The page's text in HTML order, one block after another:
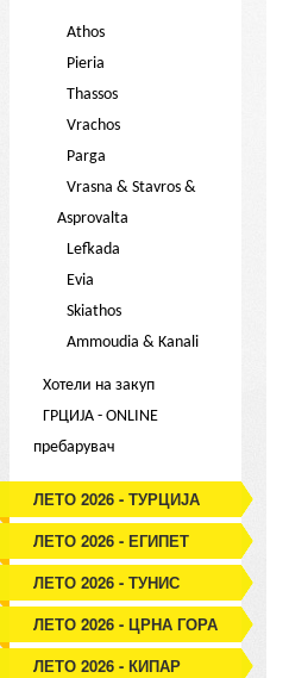
Athos
Pieria
Thassos
Vrachos
Parga
Vrasna & Stavros &
Asprovalta
Lefkada
Evia
Skiathos
Ammoudia & Kanali
Хотели на закуп
ГРЦИЈА - ONLINE
пребарувач
ЛЕТО 2026 - ТУРЦИЈА
ЛЕТО 2026 - ЕГИПЕТ
ЛЕТО 2026 - ТУНИС
ЛЕТО 2026 - ЦРНА ГОРА
ЛЕТО 2026 - КИПАР